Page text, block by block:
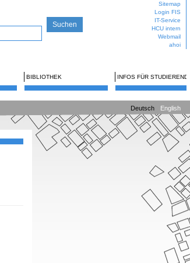
Sitemap
Login FIS
IT-Service
HCU intern
Webmail
ahoi
BIBLIOTHEK INFOS FÜR STUDIERENDE
Deutsch English